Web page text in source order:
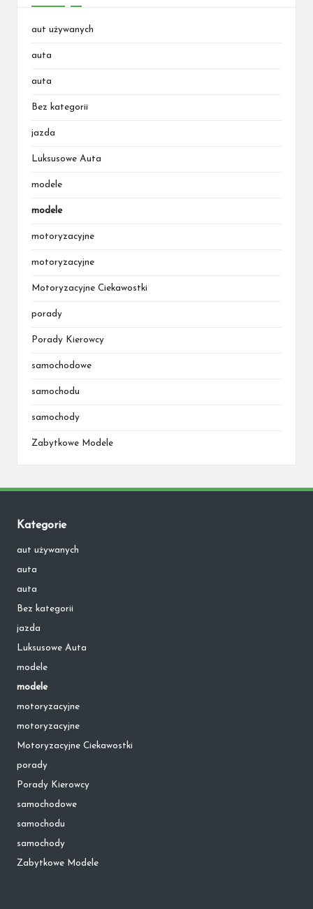
aut używanych
auta
auta
Bez kategorii
jazda
Luksusowe Auta
modele
modele
motoryzacyjne
motoryzacyjne
Motoryzacyjne Ciekawostki
porady
Porady Kierowcy
samochodowe
samochodu
samochody
Zabytkowe Modele
Kategorie
aut używanych
auta
auta
Bez kategorii
jazda
Luksusowe Auta
modele
modele
motoryzacyjne
motoryzacyjne
Motoryzacyjne Ciekawostki
porady
Porady Kierowcy
samochodowe
samochodu
samochody
Zabytkowe Modele